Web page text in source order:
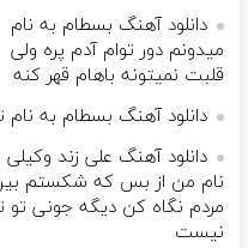
دانلود آهنگ بسطام به نام
میدونم دور توام آدم پره ولی
قلبت نمیتونه باهام قهر کنه
دانلود آهنگ بسطام به نام
دانلود آهنگ علی زند وکیلی
نام من از بس كه شكستم
مردم نگاه كن دیگه جونى تو
نیست